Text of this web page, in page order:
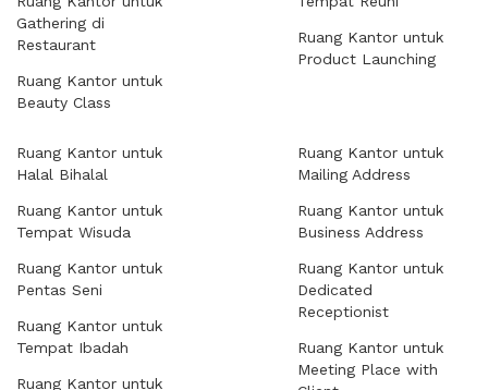
Gathering di
Restaurant
Ruang Kantor untuk
Beauty Class
Ruang Kantor untuk
Product Launching
Ruang Kantor untuk
Halal Bihalal
Ruang Kantor untuk
Tempat Wisuda
Ruang Kantor untuk
Pentas Seni
Ruang Kantor untuk
Tempat Ibadah
Ruang Kantor untuk
Ruang Kantor untuk
Mailing Address
Ruang Kantor untuk
Business Address
Ruang Kantor untuk
Dedicated
Receptionist
Ruang Kantor untuk
Meeting Place with